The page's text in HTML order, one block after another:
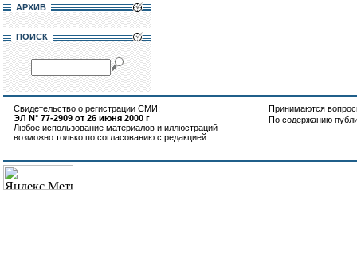
АРХИВ
ПОИСК
Свидетельство о регистрации СМИ:
ЭЛ N° 77-2909 от 26 июня 2000 г
Любое использование материалов и иллюстраций
возможно только по согласованию с редакцией
Принимаются
По содержанию